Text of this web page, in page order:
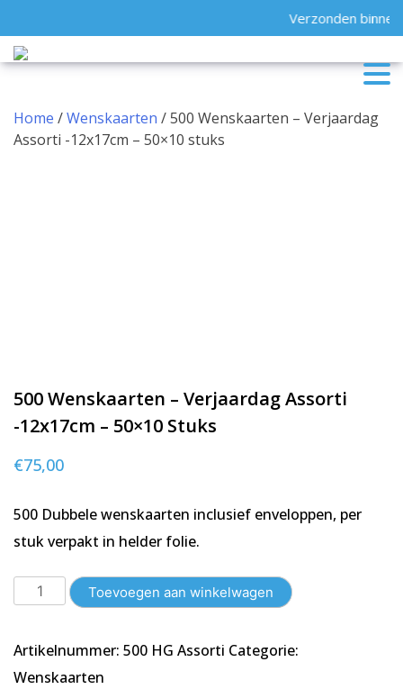
to
content
Verzonden binnen
Home /Wenskaarten / 500 Wenskaarten – Verjaardag
Assorti -12x17cm – 50×10 stuks
500 Wenskaarten – Verjaardag Assorti
-12x17cm – 50×10 Stuks
€75,00
500 Dubbele wenskaarten inclusief enveloppen, per
stuk verpakt in helder folie.
Wenskaarten
Verjaardag
Assorti
Toevoegen aan winkelwagen
Artikelnummer: 500 HG Assorti Categorie:
Wenskaarten